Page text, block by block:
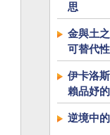
思
金與土
可替代
伊卡洛
賴品妤
逆境中